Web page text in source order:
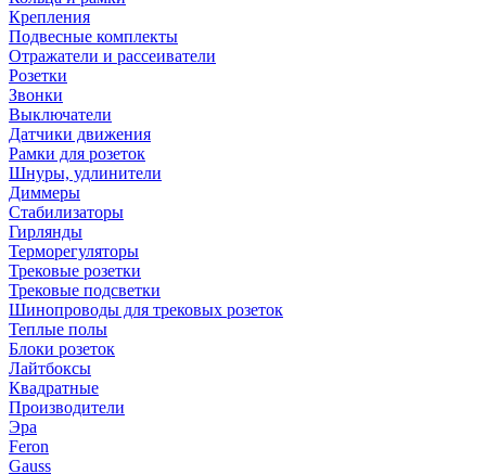
Крепления
Подвесные комплекты
Отражатели и рассеиватели
Розетки
Звонки
Выключатели
Датчики движения
Рамки для розеток
Шнуры, удлинители
Диммеры
Стабилизаторы
Гирлянды
Терморегуляторы
Трековые розетки
Трековые подсветки
Шинопроводы для трековых розеток
Теплые полы
Блоки розеток
Лайтбоксы
Квадратные
Производители
Эра
Feron
Gauss